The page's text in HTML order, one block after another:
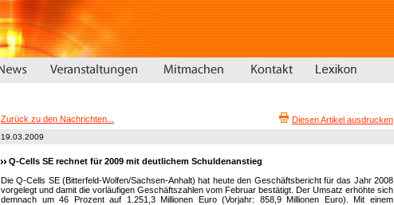
Zurück zu den Nachrichten... Diesen Artikel ausdrucken
19.03.2009
Q-Cells SE rechnet für 2009 mit deutlichem Schuldenanstieg
Die Q-Cells SE (Bitterfeld-Wolfen/Sachsen-Anhalt) hat heute den Geschäftsbericht für das Jahr 2008
vorgelegt und damit die vorläufigen Geschäftszahlen vom Februar bestätigt. Der Umsatz erhöhte sich
demnach um 46 Prozent auf 1.251,3 Millionen Euro (Vorjahr: 858,9 Millionen Euro). Mit einem